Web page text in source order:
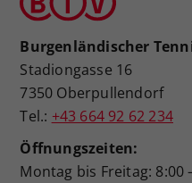
Burgenländischer
Stadiongasse 16
7350 Oberpullendorf
Tel.: +43 664 92 62 234
Öffnungszeiten:
Montag bis Freitag: 8:00